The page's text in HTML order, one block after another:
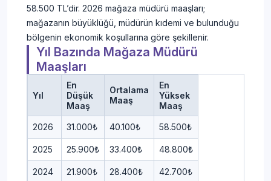
58.500 TL’dir. 2026 mağaza müdürü maaşları;
mağazanın büyüklüğü, müdürün kıdemi ve bulunduğu
bölgenin ekonomik koşullarına göre şekillenir.
Yıl Bazında Mağaza Müdürü
Maaşları
Yıl
En
Düşük
Maaş
Ortalama
Maaş
En
Yüksek
Maaş
2026 31.000₺ 40.100₺ 58.500₺
2025 25.900₺ 33.400₺ 48.800₺
2024 21.900₺ 28.400₺ 42.700₺